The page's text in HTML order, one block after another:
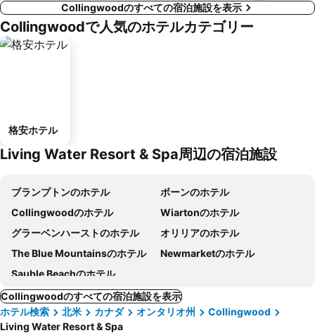
Collingwoodのすべての宿泊施設を表示
Collingwoodで人気のホテルカテゴリー
格安ホテル
Living Water Resort & Spa周辺の宿泊施設
ブランプトンのホテル
ボーンのホテル
Collingwoodのホテル
Wiartonのホテル
グラーベンハーストのホテル
オリリアのホテル
The Blue Mountainsのホテル
Newmarketのホテル
Sauble Beachのホテル
Collingwoodのすべての宿泊施設を表示
ホテル検索
北米 カナダ オンタリオ州
Collingwood
Living Water Resort & Spa